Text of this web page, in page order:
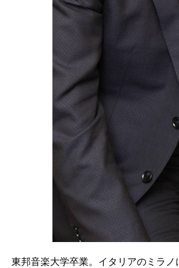
東邦音楽大学卒業。イタリアのミラ